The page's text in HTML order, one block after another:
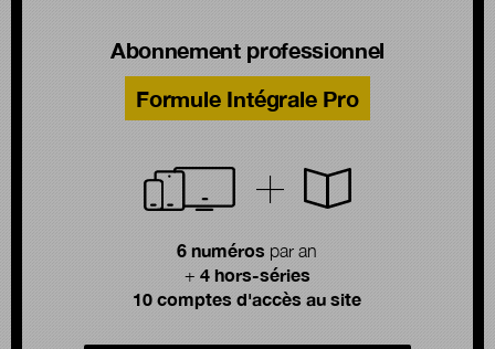
Abonnement professionnel
Formule Intégrale Pro
6 numéros par an
+ 4 hors-séries
10 comptes d'accès au site